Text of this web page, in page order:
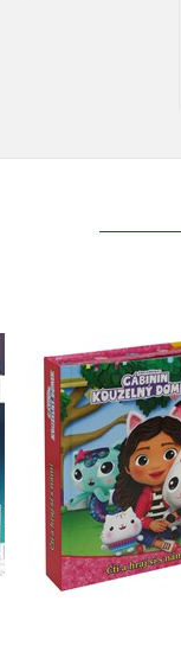
Gábinin
domek - Čti a
námi
Kolektiv